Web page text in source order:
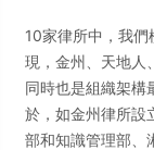
10家律所中，我
現，金州、天地人
同時也是組織架構
於，如金州律所設
部和知識管理部、